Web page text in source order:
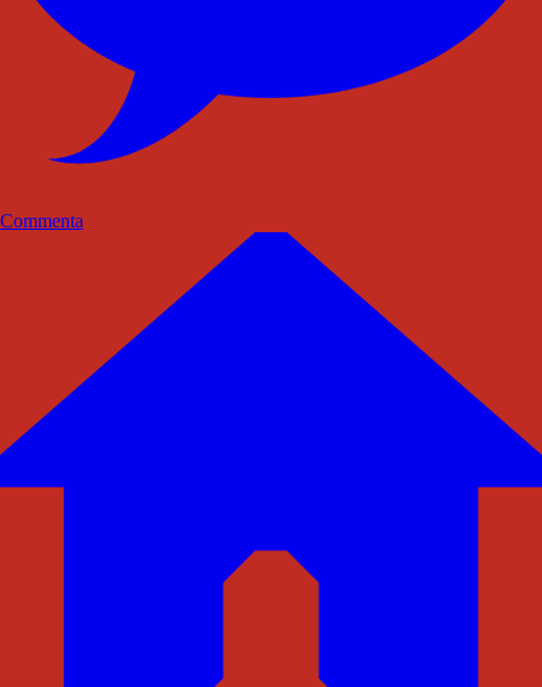
Commenta